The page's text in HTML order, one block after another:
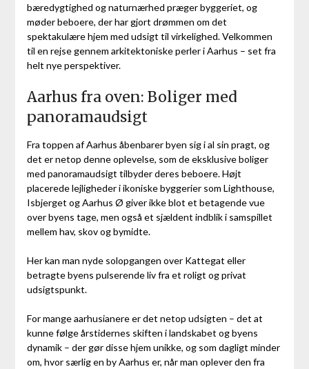
bæredygtighed og naturnærhed præger byggeriet, og
møder beboere, der har gjort drømmen om det
spektakulære hjem med udsigt til virkelighed. Velkommen
til en rejse gennem arkitektoniske perler i Aarhus – set fra
helt nye perspektiver.
Aarhus fra oven: Boliger med
panoramaudsigt
Fra toppen af Aarhus åbenbarer byen sig i al sin pragt, og
det er netop denne oplevelse, som de eksklusive boliger
med panoramaudsigt tilbyder deres beboere. Højt
placerede lejligheder i ikoniske byggerier som Lighthouse,
Isbjerget og Aarhus Ø giver ikke blot et betagende vue
over byens tage, men også et sjældent indblik i samspillet
mellem hav, skov og bymidte.
Her kan man nyde solopgangen over Kattegat eller
betragte byens pulserende liv fra et roligt og privat
udsigtspunkt.
For mange aarhusianere er det netop udsigten – det at
kunne følge årstidernes skiften i landskabet og byens
dynamik – der gør disse hjem unikke, og som dagligt minder
om, hvor særlig en by Aarhus er, når man oplever den fra